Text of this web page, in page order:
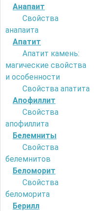
Анапаит
Свойства
анапаита
Апатит
Апатит камень:
магические свойства
и особенности
Свойства апатита
Апофиллит
Свойства
апофиллита
Белемниты
Свойства
белемнитов
Беломорит
Свойства
беломорита
Берилл